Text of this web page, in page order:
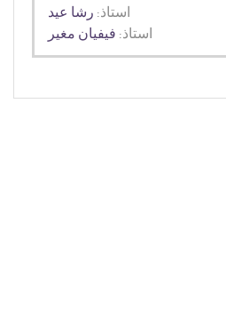
استاذ: رشا عيد
استاذ: فيفيان مغير